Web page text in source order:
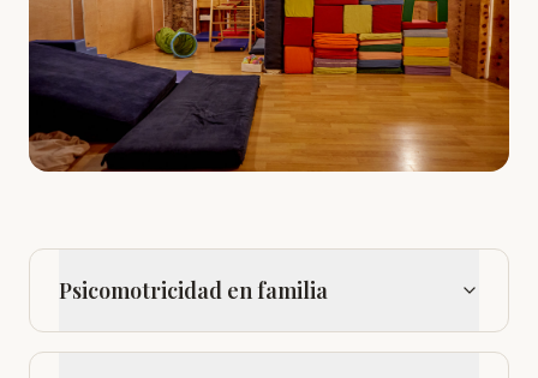
Psicomotricidad en familia